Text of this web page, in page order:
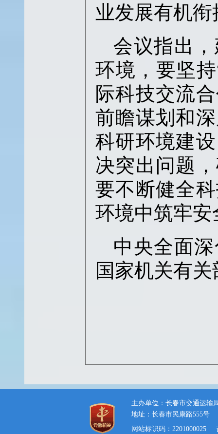
业发展有机衔
会议指出
环境，要坚持
际科技交流
前瞻谋划和
科研环境建
决突出问题
要不断健全
环境中筑牢安
中央全面
国家机关有
主办单位：长春市交通运输
地址：长春市民康路555号
网站标识码：2201000025